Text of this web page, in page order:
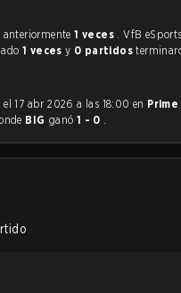
enfrentado anteriormente1 veces . VfB eSports
1 vecesy 0 partidos
el 17 abr 2026 a las 18:00 en Prime
BIG ganó 1 - 0 .